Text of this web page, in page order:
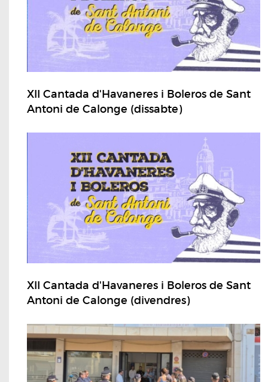
XII Cantada d'Havaneres i Boleros de Sant
Antoni de Calonge (dissabte)
XII Cantada d'Havaneres i Boleros de Sant
Antoni de Calonge (divendres)